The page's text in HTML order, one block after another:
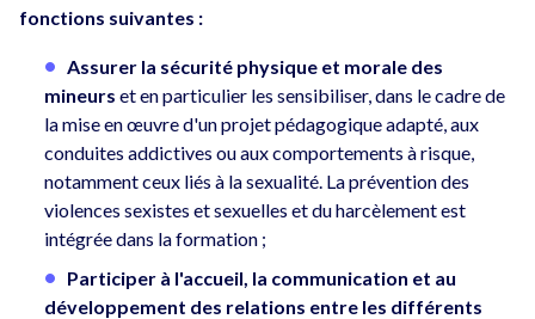
fonctions suivantes :
Assurer la sécurité physique et morale des
mineurs et en particulier les sensibiliser, dans le cadre de
la mise en œuvre d'un projet pédagogique adapté, aux
conduites addictives ou aux comportements à risque,
notamment ceux liés à la sexualité. La prévention des
violences sexistes et sexuelles et du harcèlement est
intégrée dans la formation ;
Participer à l'accueil, la communication et au
développement des relations entre les différents